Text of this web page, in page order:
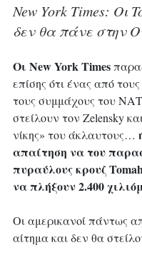
New York Times: Οι
δεν θα πάνε στην
Οι New York Times
επίσης ότι ένας από
τους συμμάχους του
στείλουν τον Zelensky
νίκης» του άκλαυτους…
απαίτηση να του
πυραύλους κρουζ
να πλήξουν 2.400
Οι αμερικανοί πάντως
αίτημα και δεν θα